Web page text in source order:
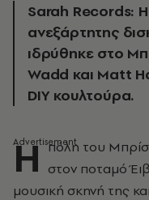
Sarah Records:
ανεξάρτητης
ιδρύθηκε στο
Wadd και Matt
DIY κουλτούρα.
Η πόλη του
στον ποταμό
μουσική σκηνή της